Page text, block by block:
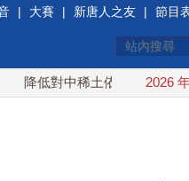
| 大賽 | 新唐人之友 | 節目
中稀土依賴 川普宣布礦業投
2026